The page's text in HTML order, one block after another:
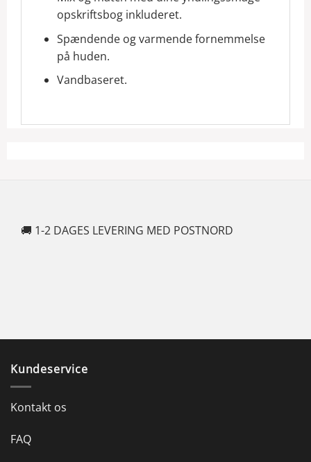
opskriftsbog inkluderet.
Spændende og varmende fornemmelse
på huden.
Vandbaseret.
🚚 1-2 DAGES LEVERING MED POSTNORD
Kundeservice
Kontakt os
FAQ